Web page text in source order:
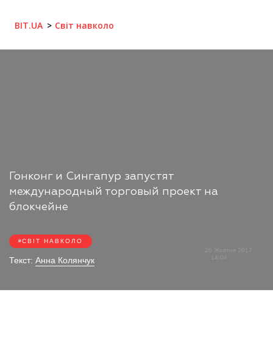
BIT.UA Світ навколо
Гонконг и Сингапур запустят
международный торговый проект на
блокчейне
СВІТ НАВКОЛО
Текст: Анна Колянчук
26 Жовтня 2017